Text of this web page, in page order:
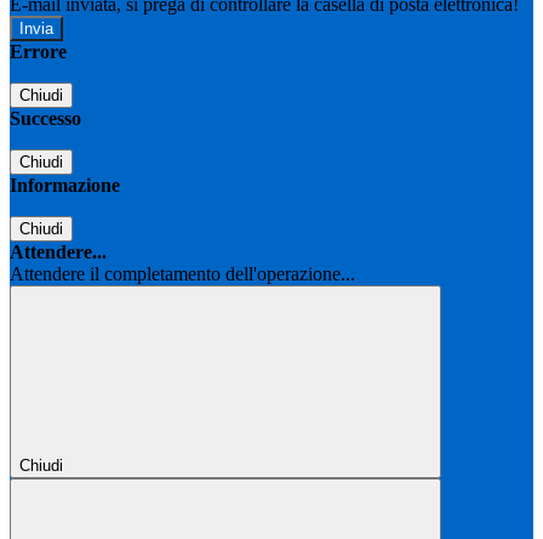
E-mail inviata, si prega di controllare la casella di posta elettronica!
Errore
Chiudi
Successo
Chiudi
Informazione
Chiudi
Attendere...
Attendere il completamento dell'operazione...
Chiudi